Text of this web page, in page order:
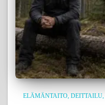
ELÄMÄNTAITO DEITTAILU